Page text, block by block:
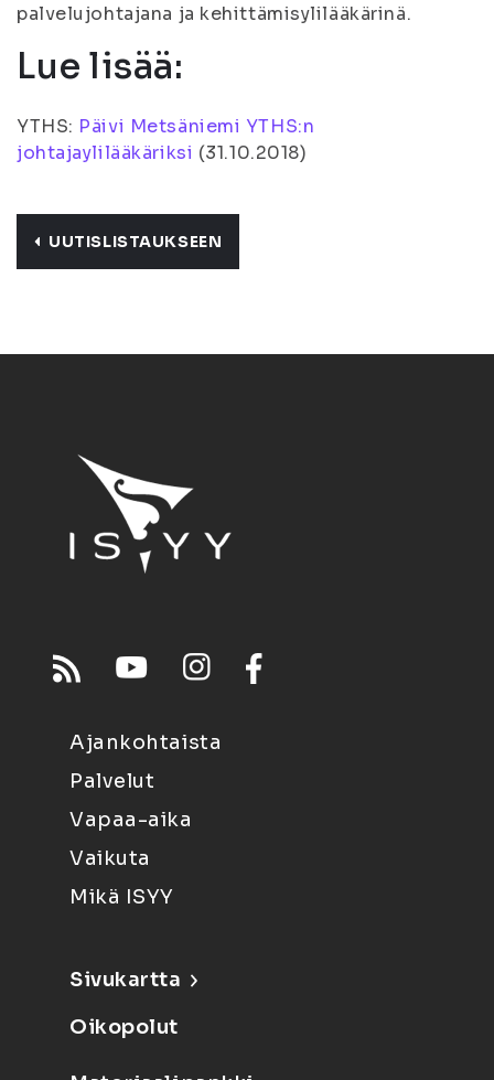
palvelujohtajana ja kehittämisylilääkärinä.
Lue lisää:
YTHS: Päivi Metsäniemi YTHS:n
johtajaylilääkäriksi (31.10.2018)
UUTISLISTAUKSEEN
Ajankohtaista
Palvelut
Vapaa-aika
Vaikuta
Mikä ISYY
Sivukartta
Oikopolut